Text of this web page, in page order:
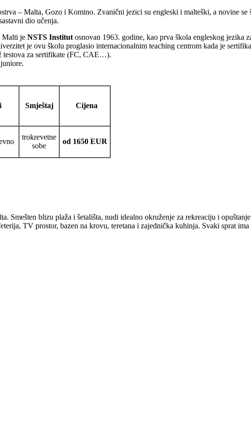
– Malta, Gozo i Komino. Zvanični jezici su engleski i malteški, a novine
dio učenja.
Malti je NSTS Institut osnovan 1963. godine, kao prva škola engleskog jezika
je ovu školu proglasio internacionalnim teaching centrom kada je
testova za sertifikate (FC, CAE…).
Smještaj Cijena
trokrevetne
sobe
od 1650 EUR
Smešten blizu plaža i šetališta, nudi idealno okruženje za rekreaciju i
TV prostor, bazen na krovu, teretana i zajednička kuhinja. Svaki sprat